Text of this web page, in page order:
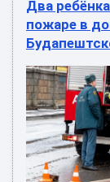
Два
пожаре в